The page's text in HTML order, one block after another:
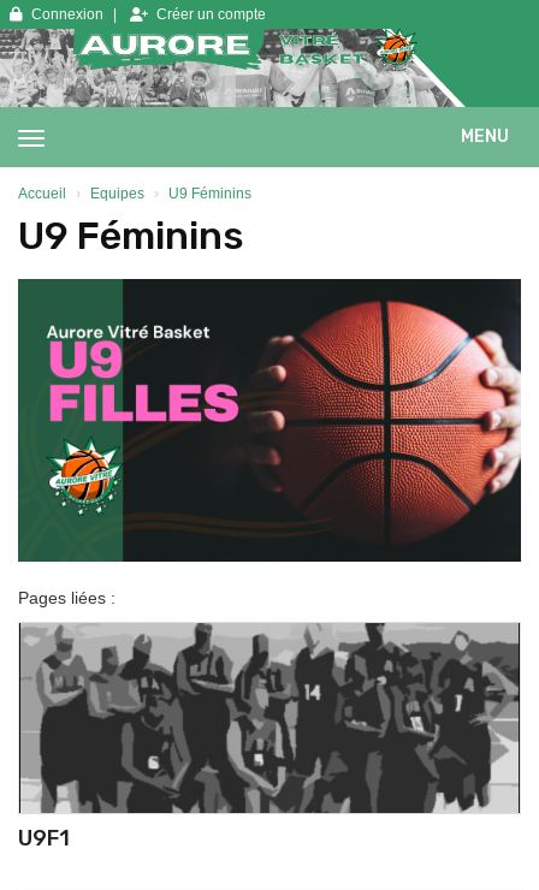
Connexion Créer un compte
MENU
Accueil Equipes U9 Féminins
U9 Féminins
Pages liées :
U9F1
Panneau de gestion des cookies